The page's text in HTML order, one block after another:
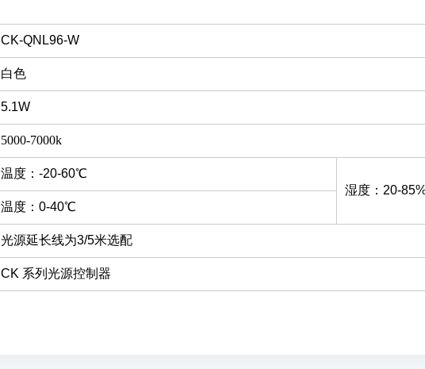
CK-QNL96-W
白色
5.1W
5000-7000k
温度：-20-60℃
湿度：20-
温度：0-40℃
光源延长线为3/5米选配
CK 系列光源控制器